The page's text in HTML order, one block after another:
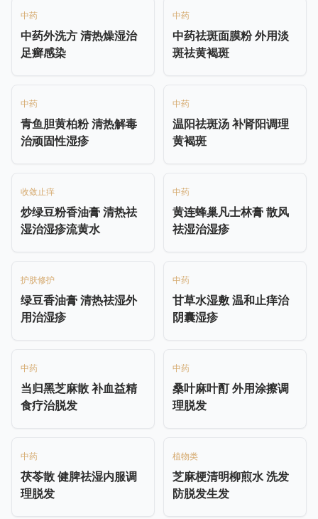
中药
中药外洗方 清热燥湿治
足癣感染
中药
中药祛斑面膜粉 外用淡
斑祛黄褐斑
中药
青鱼胆黄柏粉 清热解毒
治顽固性湿疹
中药
温阳祛斑汤 补肾阳调理
黄褐斑
收敛止痒
炒绿豆粉香油膏 清热祛
湿治湿疹流黄水
中药
黄连蜂巢凡士林膏 散风
祛湿治湿疹
护肤修护
绿豆香油膏 清热祛湿外
用治湿疹
中药
甘草水湿敷 温和止痒治
阴囊湿疹
中药
当归黑芝麻散 补血益精
食疗治脱发
中药
桑叶麻叶酊 外用涂擦调
理脱发
中药
茯苓散 健脾祛湿内服调
理脱发
植物类
芝麻梗清明柳煎水 洗发
防脱发生发